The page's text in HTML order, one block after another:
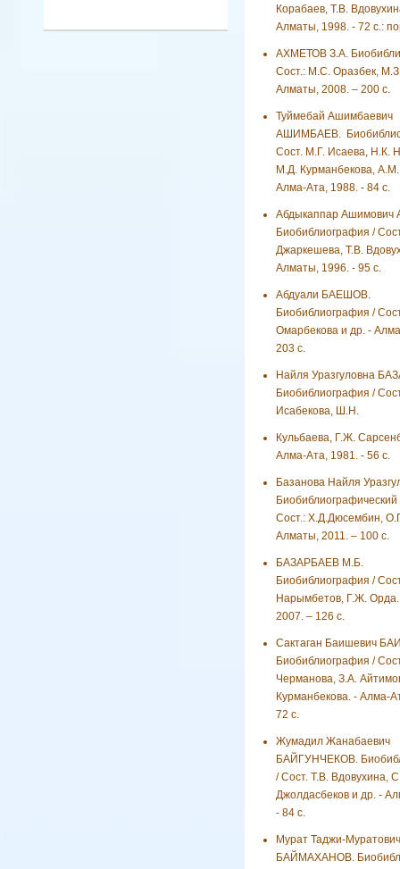
Корабаев, Т.В.
Алматы, 1998. - 72 с.:
АХМЕТОВ З.А.
Сост.: М.С. Оразбек,
Алматы, 2008. – 200 с.
Туймебай Ашимбаевич
АШИМБАЕВ.
Сост. М.Г. Исаева, Н.К.
М.Д. Курманбекова,
Алма-Ата, 1988. - 84 с.
Абдыкаппар
Биобиблиография /
Джаркешева, Т.В.
Алматы, 1996. - 95 с.
Абдуали БАЕШОВ.
Биобиблиография /
Омарбекова и др. -
203 с.
Найля Уразгуловна
Биобиблиография /
Исабекова, Ш.Н.
Кульбаева, Г.Ж.
Алма-Ата, 1981. - 56 с.
Базанова Найля
Биобиблиографический
Сост.: Х.Д.Дюсембин,
Алматы, 2011. – 100 с.
БАЗАРБАЕВ М.Б.
Биобиблиография /
Нарымбетов, Г.Ж.
2007. – 126 с.
Сактаган Баишевич
Биобиблиография /
Черманова, З.А.
Курманбекова. - Алма-
72 с.
Жумадил Жанабаевич
БАЙГУНЧЕКОВ.
/ Сост. Т.В. Вдовухина,
Джолдасбеков и др. -
- 84 с.
Мурат Таджи-Муратович
БАЙМАХАНОВ.